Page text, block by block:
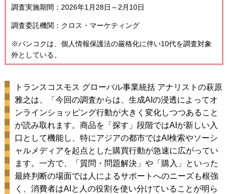
調査実施期間：2026年1月28日～2月10日
調査委託機関：クロス・マーケティング
※バンコクは、個人情報保護法の厳格化に伴い10代を調査対象
外としている。
トランスコスモス グローバル事業統括 アナリストの萩原
雅之は、「今回の調査からは、生成AIの浸透によってオ
ンラインショッピング行動が大きく変化しつつあること
が読み取れます。商品を「探す」段階ではAIが新しい入
口として機能し、特にアジアの都市ではAI検索やソーシ
ャルメディアを起点とした購買行動が急速に広がってい
ます。一方で、「質問・問題解決」や「購入」といった
最終判断の場面では人によるサポートへのニーズも根強
く、消費者はAIと人の役割を使い分けていることが明ら